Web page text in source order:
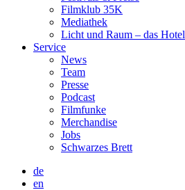
Film­klub 35K
Media­thek
Licht und Raum – das Hotel
Ser­vice
News
Team
Pres­se
Pod­cast
Film­fun­ke
Mer­chan­di­se
Jobs
Schwar­zes Brett
de
en